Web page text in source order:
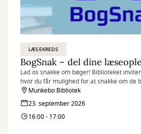
LÆSEKREDS
BogSnak – del dine
Lad os snakke om bøger! Biblioteket
hvor du får mulighed for at snakke om de
noget for dig.
Munkebo Bibliotek
23. september 2026
16:00 - 17:00